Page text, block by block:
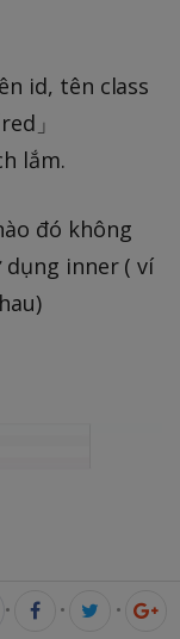
id, tên class
」
lắm.
đó không
inner ( ví
• • •